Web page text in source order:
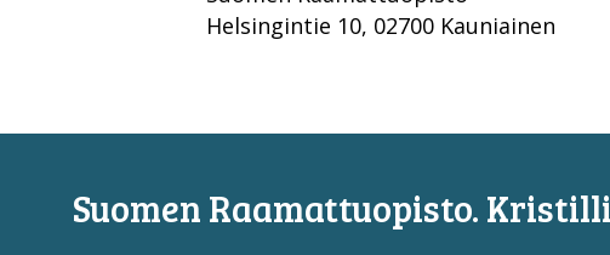
Helsingintie 10, 02700 Kauniainen
Suomen Raamattuopisto.